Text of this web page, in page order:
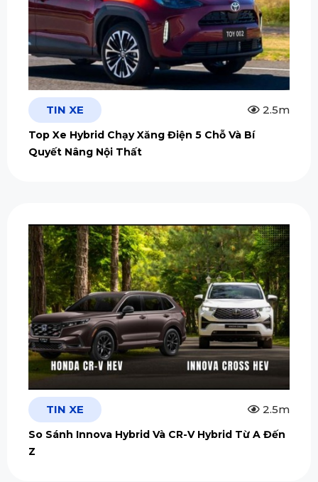
TIN XE 2.5m
Top Xe Hybrid Chạy Xăng Điện 5 Chỗ Và Bí
Quyết Nâng Nội Thất
TIN XE 2.5m
So Sánh Innova Hybrid Và CR-V Hybrid Từ A Đến
Z